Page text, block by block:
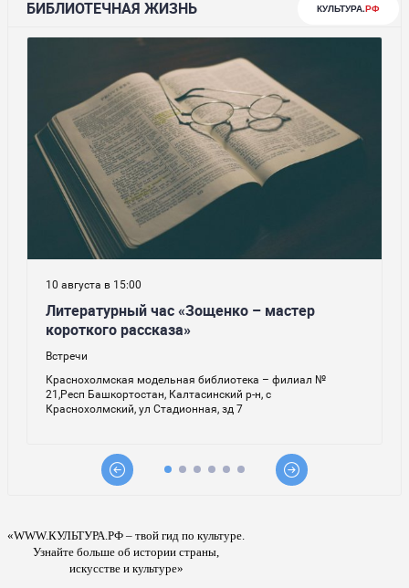
«WWW.КУЛЬТУРА.РФ – твой гид по культуре.
Узнайте больше об истории страны,
искусстве и культуре»